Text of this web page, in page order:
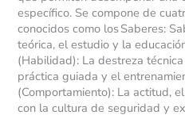
específico. Se compone de
conocidos como los Saberes:
teórica, el estudio y la
(Habilidad): La destreza
práctica guiada y el
(Comportamiento): La actitud,
con la cultura de seguridad y